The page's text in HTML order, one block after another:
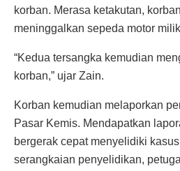
korban. Merasa ketakutan,
meninggalkan sepeda motor
“Kedua tersangka kemudian
korban,” ujar Zain.
Korban kemudian melaporkan
Pasar Kemis. Mendapatkan
bergerak cepat menyelidiki
serangkaian penyelidikan,